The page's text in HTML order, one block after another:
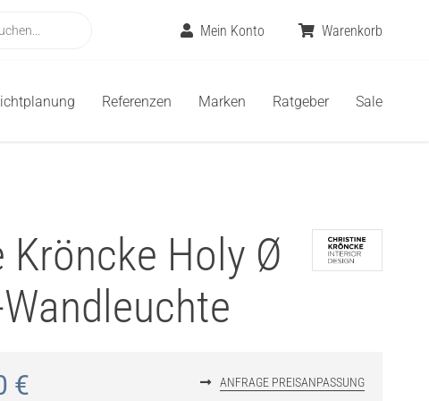
Mein Konto Warenkorb
Referenzen Marken Ratgeber Sale
Kröncke Holy Ø
€ ANFRAGE PREISANPASSUNG